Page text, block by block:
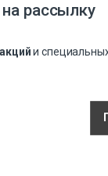
рассылку
акцийи